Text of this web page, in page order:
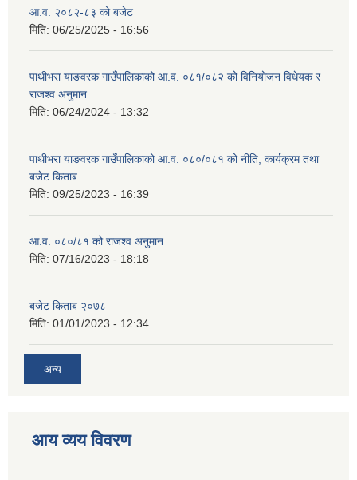
आ.व. २०८२-८३ को बजेट
मिति: 06/25/2025 - 16:56
पाथीभरा याङवरक गाउँपालिकाको आ.व. ०८१/०८२ को विनियोजन विधेयक र
राजश्व अनुमान
मिति: 06/24/2024 - 13:32
पाथीभरा याङवरक गाउँपालिकाको आ.व. ०८०/०८१ को नीति, कार्यक्रम तथा
बजेट किताब
मिति: 09/25/2023 - 16:39
आ.व. ०८०/८१ को राजश्व अनुमान
मिति: 07/16/2023 - 18:18
बजेट किताब २०७८
मिति: 01/01/2023 - 12:34
अन्य
आय व्यय विवरण